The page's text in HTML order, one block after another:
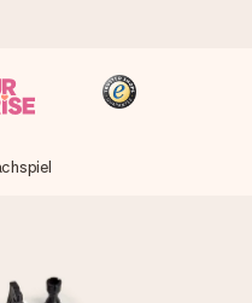
vor und schicken es